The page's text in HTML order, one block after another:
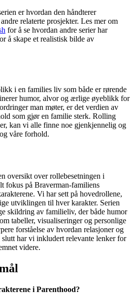
er hvordan den håndterer
relaterte prosjekter. Les mer om
for å se hvordan andre serier har
å skape et realistisk bilde av
i en families liv som både er rørende
humor, alvor og ærlige øyeblikk for
man møter, er det verdien av
som gjør en familie sterk. Rolling
kan vi alle finne noe gjenkjennelig og
våre forhold.
oversikt over rollebesetningen i
fokus på Braverman-familiens
Vi har sett på hovedrollene,
utviklingen til hver karakter. Serien
skildring av familieliv, der både humor
tabeller, visualiseringer og personlige
forståelse av hvordan relasjoner og
har vi inkludert relevante lenker for
videre.
i Parenthood?